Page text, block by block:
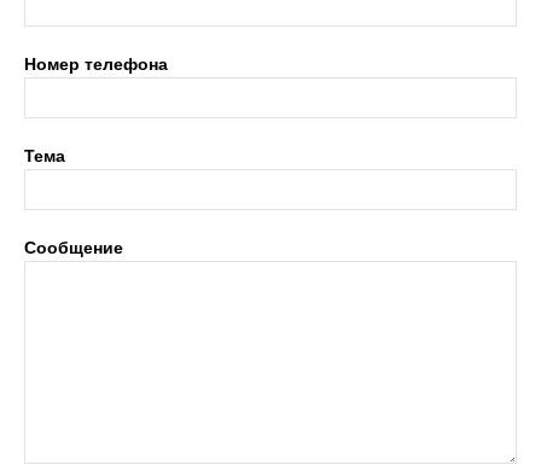
Номер телефона
Тема
Сообщение